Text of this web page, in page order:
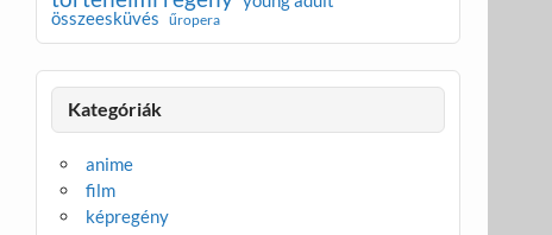
összeesküvés
űropera
Kategóriák
anime
film
képregény